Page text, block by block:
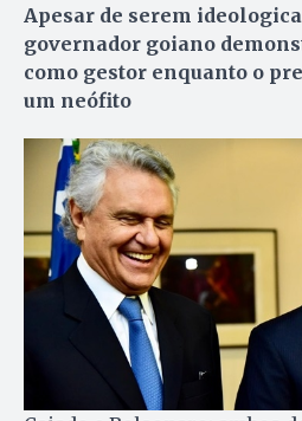
Apesar de serem
governador goiano
como gestor enquanto o
um neófito